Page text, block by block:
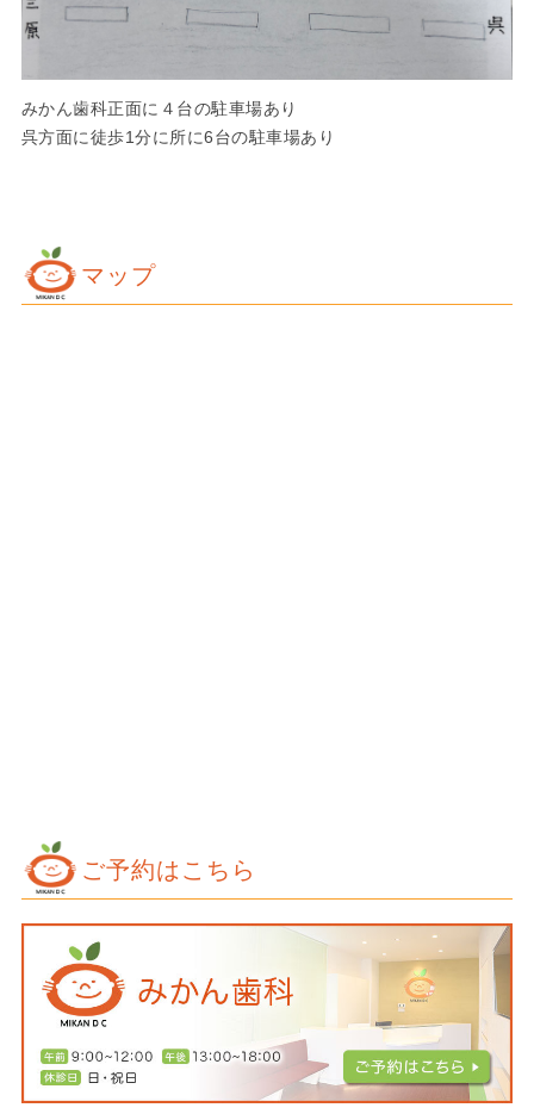
みかん歯科正面に４台の駐車場あり
呉方面に徒歩1分に所に6台の駐車場あり
マップ
ご予約はこちら